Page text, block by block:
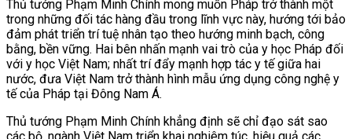
Thủ tướng Phạm Minh Chính mong muốn Pháp trở thành một
trong những đối tác hàng đầu trong lĩnh vực này, hướng tới bảo
đảm phát triển trí tuệ nhân tạo theo hướng minh bạch, công
bằng, bền vững. Hai bên nhấn mạnh vai trò của y học Pháp đối
với y học Việt Nam; nhất trí đẩy mạnh hợp tác y tế giữa hai
nước, đưa Việt Nam trở thành hình mẫu ứng dụng công nghệ y
tế của Pháp tại Đông Nam Á.
Thủ tướng Phạm Minh Chính khẳng định sẽ chỉ đạo sát sao